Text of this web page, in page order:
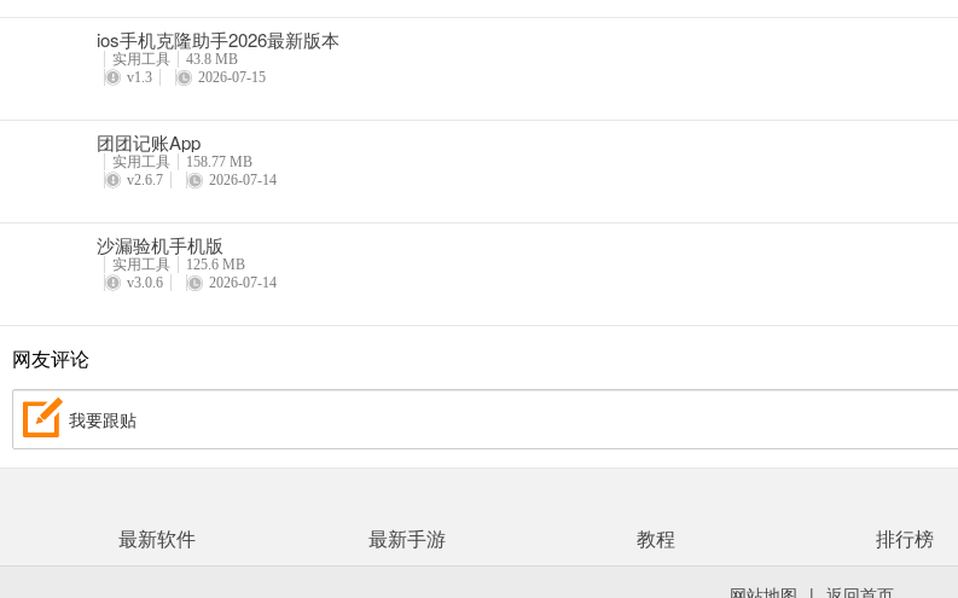
ios手机克隆助手2026最新版本
实用工具
43.8 MB
v1.3
2026-07-15
团团记账App
实用工具
158.77 MB
v2.6.7
2026-07-14
沙漏验机手机版
实用工具
125.6 MB
v3.0.6
2026-07-14
网友评论
我要跟贴
最新软件 最新手游 教程 排行榜